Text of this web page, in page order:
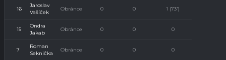
16
Jaroslav
Vašíček
Obránce 0 0 1 (73')
15
Ondra
Jakab
Obránce 0 0 0
7
Roman
Seknička
Obránce 0 0 0